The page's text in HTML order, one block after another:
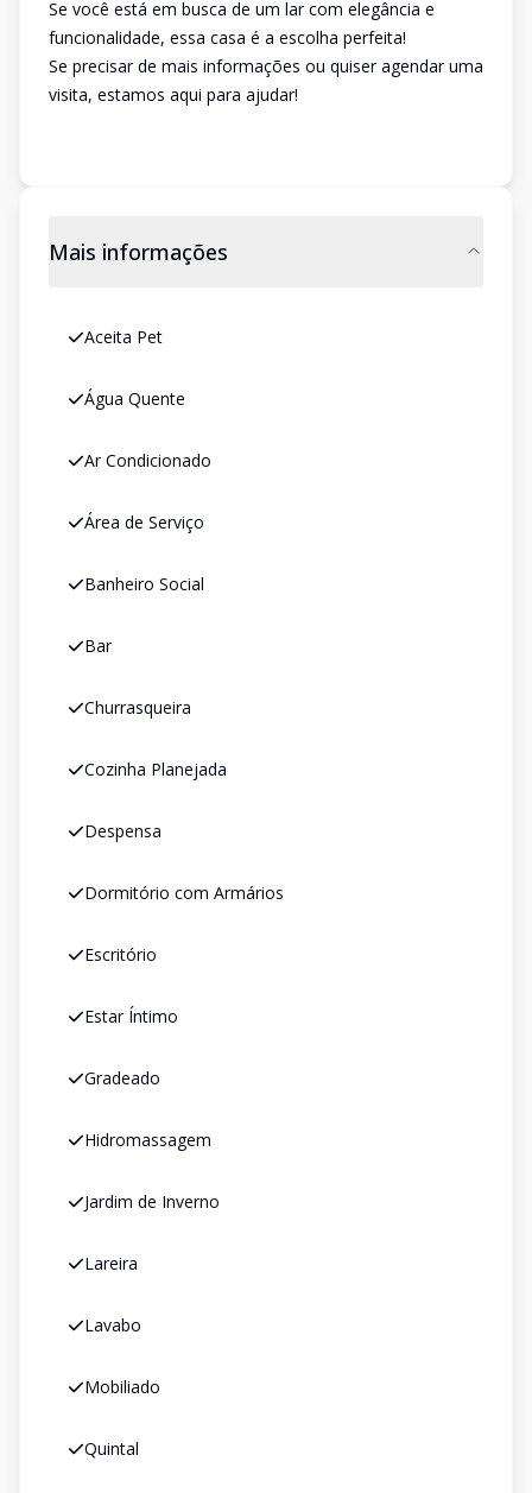
Se você está em busca de um lar com elegância e
funcionalidade, essa casa é a escolha perfeita!
Se precisar de mais informações ou quiser agendar uma
visita, estamos aqui para ajudar!
Mais informações
Aceita Pet
Água Quente
Ar Condicionado
Área de Serviço
Banheiro Social
Bar
Churrasqueira
Cozinha Planejada
Despensa
Dormitório com Armários
Escritório
Estar Íntimo
Gradeado
Hidromassagem
Jardim de Inverno
Lareira
Lavabo
Mobiliado
Quintal